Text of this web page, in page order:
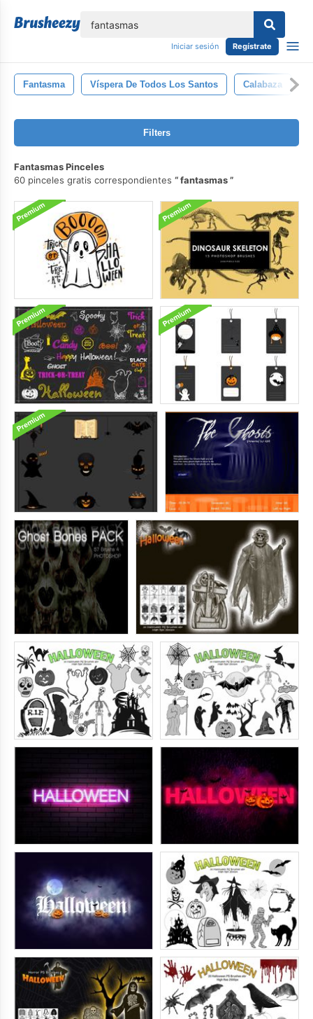
Iniciar sesión Regístrate
Fantasma Víspera De Todos Los Santos Calabaza
Filters
Fantasmas Pinceles
60 pinceles gratis correspondientes
fantasmas